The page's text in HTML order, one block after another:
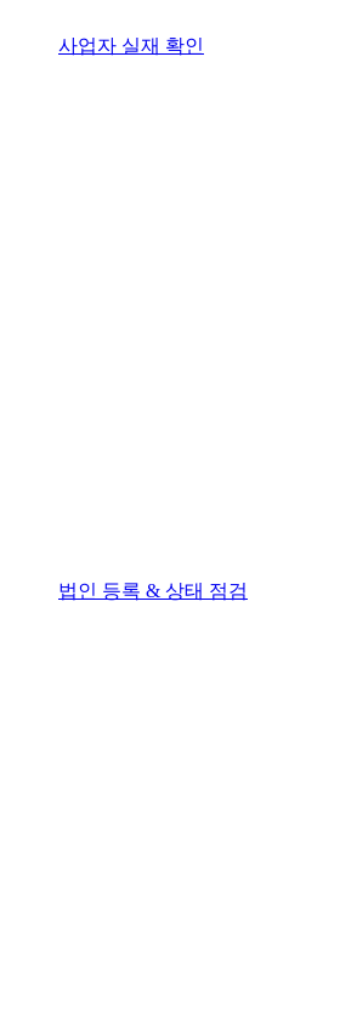
사업자 실재 확인
법인 등록 & 상태 점검